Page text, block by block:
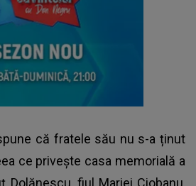
că fratele său nu s-a ținut
ce privește casa memorială a
Dolănescu, fiul Mariei Ciobanu,